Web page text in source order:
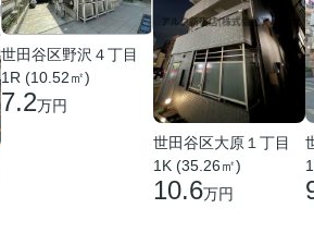
世田谷区野沢４丁目
1R (10.52㎡)
7.2万円
世田谷区大原１丁目
1K (35.26㎡)
10.6万円